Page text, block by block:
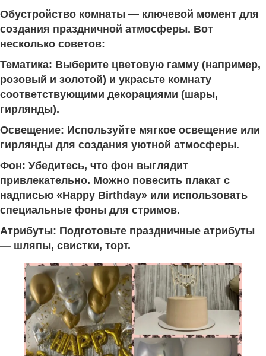
Обустройство комнаты — ключевой момент для
создания праздничной атмосферы. Вот
несколько советов:
Тематика: Выберите цветовую гамму (например,
розовый и золотой) и украсьте комнату
соответствующими декорациями (шары,
гирлянды).
Освещение: Используйте мягкое освещение или
гирлянды для создания уютной атмосферы.
Фон: Убедитесь, что фон выглядит
привлекательно. Можно повесить плакат с
надписью «Happy Birthday» или использовать
специальные фоны для стримов.
Атрибуты: Подготовьте праздничные атрибуты
— шляпы, свистки, торт.